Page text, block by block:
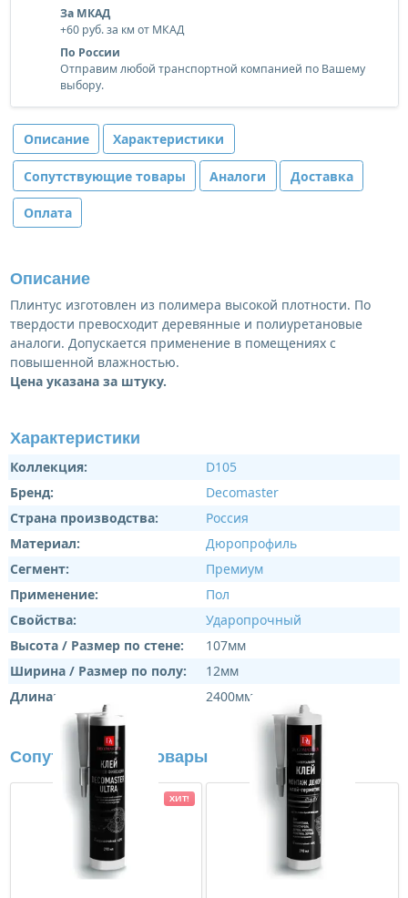
За МКАД
+60 руб. за км от МКАД
По России
Отправим любой транспортной компанией по Вашему
выбору.
Описание Характеристики
Сопутствующие товары Аналоги Доставка
Оплата
Описание
Плинтус изготовлен из полимера высокой плотности. По
твердости превосходит деревянные и полиуретановые
аналоги. Допускается применение в помещениях с
повышенной влажностью.
Цена указана за штуку.
Характеристики
Коллекция:
D105
Бренд:
Decomaster
Страна производства:
Россия
Материал:
Дюропрофиль
Сегмент:
Премиум
Применение:
Пол
Свойства:
Ударопрочный
Высота / Размер по стене:
107мм
Ширина / Размер по полу:
12мм
Длина:
2400мм
Сопутствующие товары
ХИТ!